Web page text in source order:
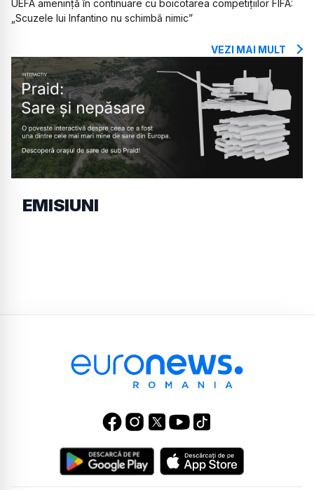
UEFA amenință în continuare cu boicotarea competițiilor FIFA:
„Scuzele lui Infantino nu schimbă nimic”
VEZI MAI MULT
EMISIUNI